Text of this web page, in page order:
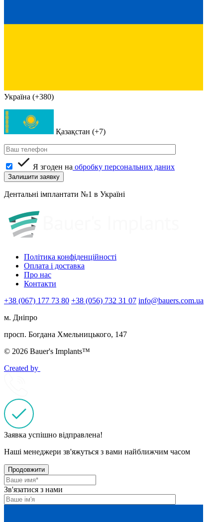
Україна (+380)
Қазақстан (+7)
Я згоден на обробку персональних даних
Дентальні імплантати №1 в Україні
Політика конфіденційності
Оплата і доставка
Про нас
Контакти
+38 (067) 177 73 80 +38 (056) 732 31 07 info@bauers.com.ua
м. Дніпро
просп. Богдана Хмельницького, 147
© 2026 Bauer's Implants™
Created by
Заявка успішно відправлена!
Наші менеджери зв'яжуться з вами найближчим часом
Продовжити
Зв'язатися з нами